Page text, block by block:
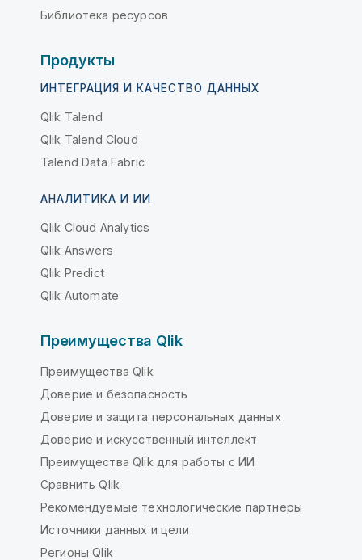
Библиотека ресурсов
Продукты
ИНТЕГРАЦИЯ И КАЧЕСТВО ДАННЫХ
Qlik Talend
Qlik Talend Cloud
Talend Data Fabric
АНАЛИТИКА И ИИ
Qlik Cloud Analytics
Qlik Answers
Qlik Predict
Qlik Automate
Преимущества Qlik
Преимущества Qlik
Доверие и безопасность
Доверие и защита персональных данных
Доверие и искусственный интеллект
Преимущества Qlik для работы с ИИ
Сравнить Qlik
Рекомендуемые технологические партнеры
Источники данных и цели
Регионы Qlik